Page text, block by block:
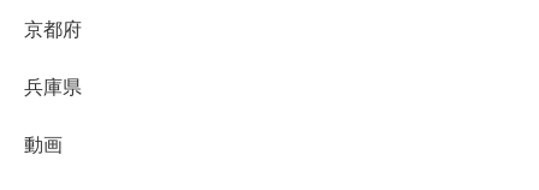
京都府
兵庫県
動画